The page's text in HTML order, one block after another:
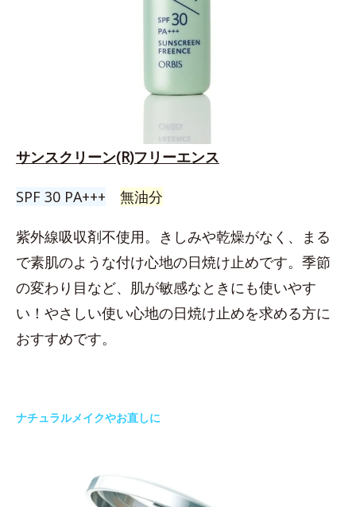
サンスクリーン(R)フリーエンス
SPF 30 PA+++ 無油分
紫外線吸収剤不使用。きしみや乾燥がなく、まる
で素肌のような付け心地の日焼け止めです。季節
の変わり目など、肌が敏感なときにも使いやす
い！やさしい使い心地の日焼け止めを求める方に
おすすめです。
ナチュラルメイクやお直しに